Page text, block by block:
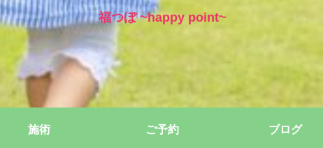
福つぼ ~happy point~
施術 ご予約 ブログ